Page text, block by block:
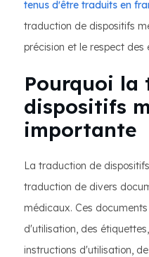
tenus d'être traduits en
traduction de dispositifs
précision et le respect
Pourquoi la
dispositifs
importante
La traduction de
traduction de divers
médicaux. Ces
d'utilisation, des
instructions d'utilisation,